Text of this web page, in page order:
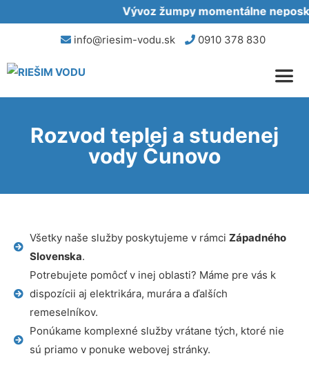
Vývoz žumpy momentálne
info@riesim-vodu.sk 0910 378 830
Rozvod teplej a studenej
vody Čunovo
Všetky naše služby poskytujeme v rámci Západného
Slovenska.
Potrebujete pomôcť v inej oblasti? Máme pre vás k
dispozícii aj elektrikára, murára a ďalších
remeselníkov.
Ponúkame komplexné služby vrátane tých, ktoré nie
sú priamo v ponuke webovej stránky.